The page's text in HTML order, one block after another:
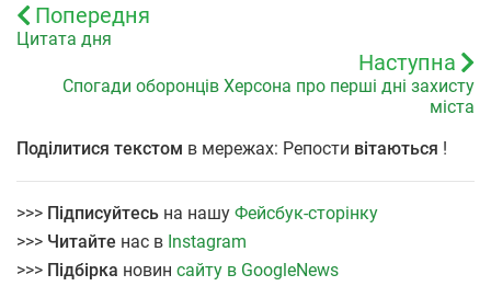
Попередня
Цитата дня
Наступна
Спогади оборонців Херсона про перші дні захисту
міста
Поділитися текстом в мережах: Репости вітаються !
>>> Підписуйтесь на нашу Фейсбук-сторінку
>>> Читайте нас в Instagram
>>> Підбірка новин сайту в GoogleNews